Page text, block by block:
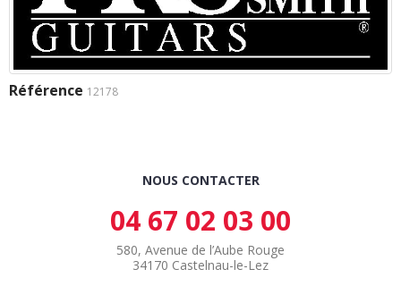
Référence 12178
NOUS CONTACTER
04 67 02 03 00
580, Avenue de l’Aube Rouge
34170 Castelnau-le-Lez